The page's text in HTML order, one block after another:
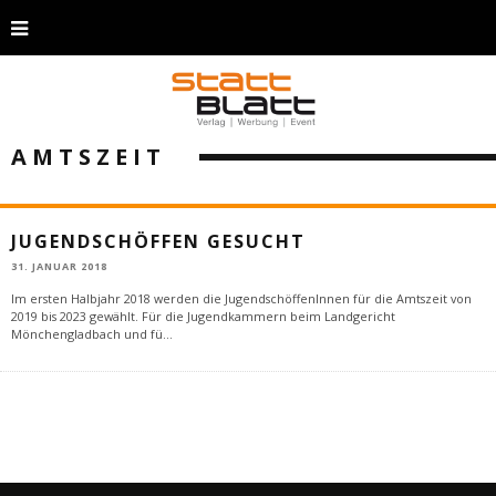
AMTSZEIT
JUGENDSCHÖFFEN GESUCHT
31. JANUAR 2018
Im ersten Halbjahr 2018 werden die JugendschöffenInnen für die Amtszeit von
2019 bis 2023 gewählt. Für die Jugendkammern beim Landgericht
Mönchengladbach und fü...